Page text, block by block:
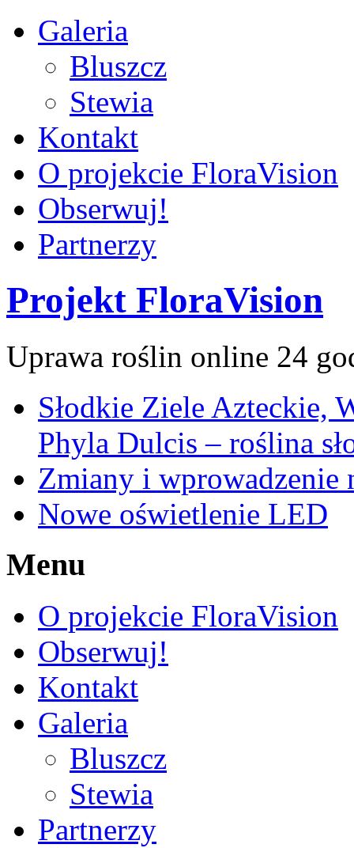
Galeria
Bluszcz
Stewia
Kontakt
O projekcie FloraVision
Obserwuj!
Partnerzy
Projekt FloraVision
Uprawa roślin online 24
Słodkie Ziele Azteckie,
Phyla Dulcis – roślina
Zmiany i
Nowe oświetlenie LED
Menu
O projekcie FloraVision
Obserwuj!
Kontakt
Galeria
Bluszcz
Stewia
Partnerzy